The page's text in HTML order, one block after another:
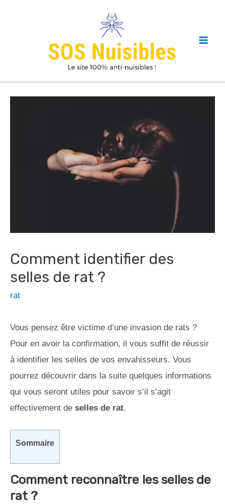
Comment identifier des
selles de rat ?
rat
Vous pensez être victime d’une invasion de rats ?
Pour en avoir la confirmation, il vous suffit de réussir
à identifier les selles de vos envahisseurs. Vous
pourrez découvrir dans la suite quelques informations
qui vous seront utiles pour savoir s’il s’agit
effectivement de selles de rat.
Sommaire
Comment reconnaître les selles de
rat ?